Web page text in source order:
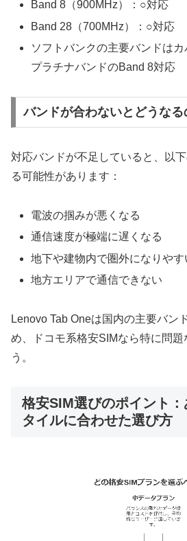
Band 8（900MHz）：○対応
Band 28（700MHz）：○対応
ソフトバンクの主要バンドはカ
プラチナバンドのBand 8対応
バンドが合わないとどうなる
対応バンドが不足していると、以
る可能性があります：
電波の掴みが悪くなる
通信速度が極端に遅くなる
地下や建物内で圏外になりやす
地方エリアで通信できない
Lenovo Tab Oneは国内の主要バン
め、ドコモ系格安SIMなら特に問題
う。
格安SIM選びのポイント
タイルに合わせた選び方